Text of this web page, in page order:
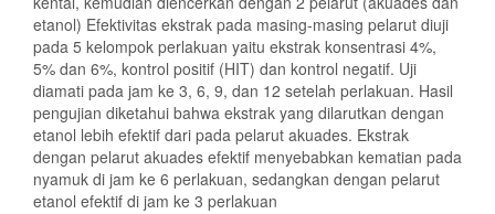
etanol) Efektivitas ekstrak pada masing-masing pelarut diuji
pada 5 kelompok perlakuan yaitu ekstrak konsentrasi 4%,
5% dan 6%, kontrol positif (HIT) dan kontrol negatif. Uji
diamati pada jam ke 3, 6, 9, dan 12 setelah perlakuan. Hasil
pengujian diketahui bahwa ekstrak yang dilarutkan dengan
etanol lebih efektif dari pada pelarut akuades. Ekstrak
dengan pelarut akuades efektif menyebabkan kematian pada
nyamuk di jam ke 6 perlakuan, sedangkan dengan pelarut
etanol efektif di jam ke 3 perlakuan